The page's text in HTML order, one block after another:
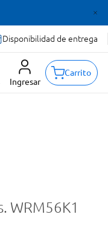
Disponibilidad de entrega
Ingresar
Carrito
WRM56K1